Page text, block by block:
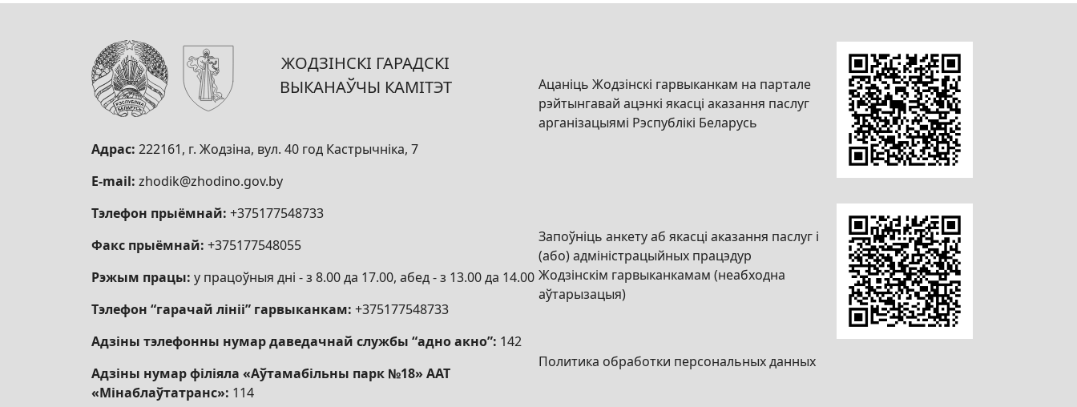
ЖОДЗІНСКІ ГАРАДСКІ
ВЫКАНАЎЧЫ КАМІТЭТ
Адрас: 222161, г. Жодзіна, вул. 40 год Кастрычніка, 7
E-mail: zhodik@zhodino.gov.by
Тэлефон прыёмнай: +375177548733
Факс прыёмнай: +375177548055
Рэжым працы: у працоўныя дні - з 8.00 да 17.00, абед - з 13.00 да 14.00
Тэлефон “гарачай лініі” гарвыканкам: +375177548733
Адзіны тэлефонны нумар даведачнай службы “адно акно”: 142
Адзіны нумар філіяла «Аўтамабільны парк №18» ААТ
«Мінаблаўтатранс»: 114
Ацаніць Жодзінскі гарвыканкам на партале
рэйтынгавай ацэнкі якасці аказання паслуг
арганізацыямі Рэспублікі Беларусь
Запоўніць анкету аб якасці аказання паслуг і
(або) адміністрацыйных працэдур
Жодзінскім гарвыканкамам (неабходна
аўтарызацыя)
Политика обработки персональных данных